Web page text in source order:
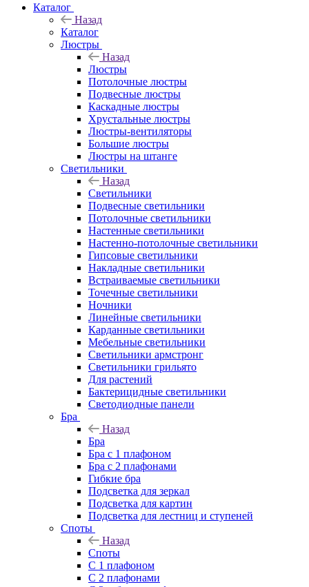
Каталог
Назад
Каталог
Люстры
Назад
Люстры
Потолочные люстры
Подвесные люстры
Каскадные люстры
Хрустальные люстры
Люстры-вентиляторы
Большие люстры
Люстры на штанге
Светильники
Назад
Светильники
Подвесные светильники
Потолочные светильники
Настенные светильники
Настенно-потолочные светильники
Гипсовые светильники
Накладные светильники
Встраиваемые светильники
Точечные светильники
Ночники
Линейные светильники
Карданные светильники
Мебельные светильники
Светильники армстронг
Светильники грильято
Для растений
Бактерицидные светильники
Светодиодные панели
Бра
Назад
Бра
Бра с 1 плафоном
Бра с 2 плафонами
Гибкие бра
Подсветка для зеркал
Подсветка для картин
Подсветка для лестниц и ступеней
Споты
Назад
Споты
С 1 плафоном
С 2 плафонами